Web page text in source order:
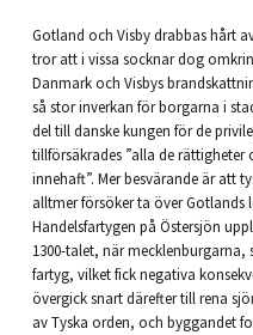
Gotland och Visby drabbas hårt
tror att i vissa socknar dog
Danmark och Visbys
så stor inverkan för borgarna i
del till danske kungen för de
tillförsäkrades ”alla de
innehaft”. Mer besvärande är att
alltmer försöker ta över Gotlands
Handelsfartygen på Östersjön
1300-talet, när
fartyg, vilket fick negativa
övergick snart därefter till rena
av Tyska orden, och byggandet